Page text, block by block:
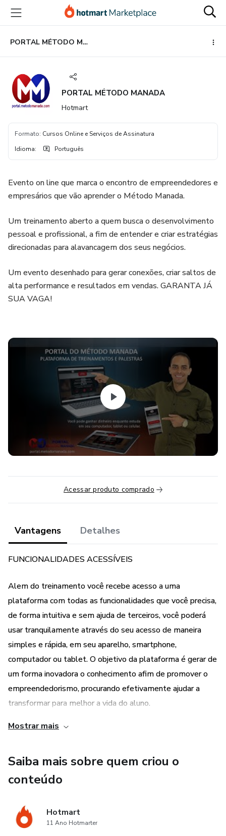
para
conteúdo
principal
para
pagamento
para
rodapé
PORTAL MÉTODO MANADA
PORTAL MÉTODO MANADA
Hotmart
Formato: Cursos Online e Serviços de Assinatura
Idioma: Português
Evento on line que marca o encontro de empreendedores e
empresários que vão aprender o Método Manada.
Um treinamento aberto a quem busca o desenvolvimento
pessoal e profissional, a fim de entender e criar estratégias
direcionadas para alavancagem dos seus negócios.
Um evento desenhado para gerar conexões, criar saltos de
alta performance e resultados em vendas. GARANTA JÁ
SUA VAGA!
Acessar produto comprado
Vantagens Detalhes
FUNCIONALIDADES ACESSÍVEIS
Alem do treinamento você recebe acesso a uma
plataforma com todas as funcionalidades que você precisa,
de forma intuitiva e sem ajuda de terceiros, você poderá
usar tranquilamente através do seu acesso de maneira
simples e rápida, em seu aparelho, smartphone,
computador ou tablet. O objetivo da plataforma é gerar de
um forma inovadora o conhecimento afim de promover o
empreendedorismo, procurando efetivamente ajudar a
transformar para melhor a vida do aluno.
CUSTOMIZAÇÃO DO PORTAL
Você vai poder estudar a hora e local em que quiser!
Diversas aulas dentro do portal prontas para serem
acessadas a qualquer momento. Os Treinamentos (online
congressos e palestras oferecidos pelo portal tem como
objetivo formar uma grande corrente de solidariedade e
Mostrar mais
Saiba mais sobre quem criou o
conteúdo
Hotmart
11 Ano Hotmarter